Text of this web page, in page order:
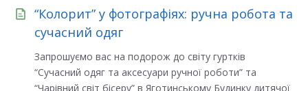
“Колорит” у фотографіях: ручна робота та
сучасний одяг
Запрошуємо вас на подорож до світу гуртків
“Сучасний одяг та аксесуари ручної роботи” та
“Чарівний світ бісеру” в Яготинському Будинку дитячої